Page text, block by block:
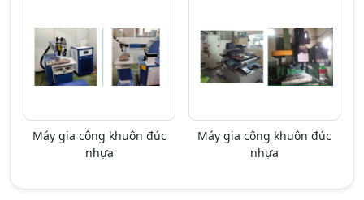
Máy gia công khuôn đúc
nhựa
Máy gia công khuôn đúc
nhựa